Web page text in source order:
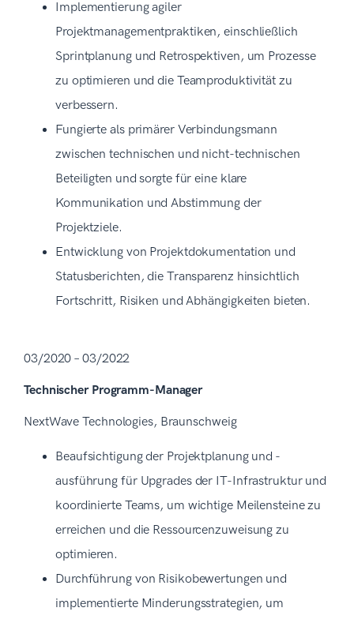
Implementierung agiler
Projektmanagementpraktiken, einschließlich
Sprintplanung und Retrospektiven, um Prozesse
zu optimieren und die Teamproduktivität zu
verbessern.
Fungierte als primärer Verbindungsmann
zwischen technischen und nicht-technischen
Beteiligten und sorgte für eine klare
Kommunikation und Abstimmung der
Projektziele.
Entwicklung von Projektdokumentation und
Statusberichten, die Transparenz hinsichtlich
Fortschritt, Risiken und Abhängigkeiten bieten.
03/2020 – 03/2022
Technischer Programm-Manager
NextWave Technologies, Braunschweig
Beaufsichtigung der Projektplanung und -
ausführung für Upgrades der IT-Infrastruktur und
koordinierte Teams, um wichtige Meilensteine zu
erreichen und die Ressourcenzuweisung zu
optimieren.
Durchführung von Risikobewertungen und
implementierte Minderungsstrategien, um